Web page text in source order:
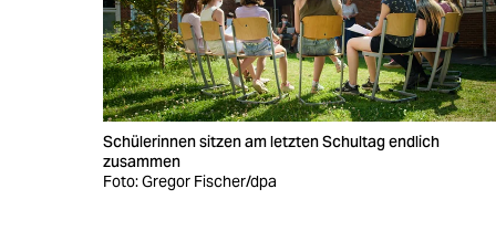
veranstaltungen
Schülerinnen sitzen am letzten Schultag endlich
zusammen
Foto: Gregor Fischer/dpa